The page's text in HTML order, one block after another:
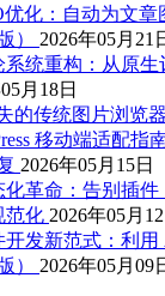
优化：自动为文
） 2026年05月21
系统重构：从原
月18日
的传统图片浏览器
移动端适配指
2026年05月15日
化革命：告别插
范化 2026年05月12
开发新范式：利
） 2026年05月09